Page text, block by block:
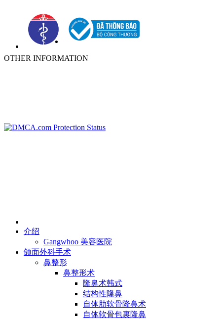
OTHER INFORMATION
介绍
Gangwhoo 美容医院
颌面外科手术
鼻整形
鼻整形术
隆鼻术韩式
结构性隆鼻
自体肋软骨隆鼻术
自体软骨包裏隆鼻